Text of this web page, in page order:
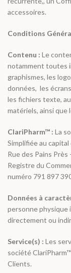
accessoires.
Conditions
Contenu : Le
notamment toutes
graphismes, les
données, les
les fichiers texte,
matériels, ainsi que
ClariPharm™ : La
Simplifiée au
Rue des Pains
Registre du
numéro 791 897
Données à
personne
directement ou
Service(s) : Les
société
Clients.